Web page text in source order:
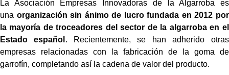
La Asociación Empresas Innovadoras de la Algarroba es
una organización sin ánimo de lucro fundada en 2012 por
la mayoría de troceadores del sector de la algarroba en el
Estado español . Recientemente, se han adherido otras
empresas relacionadas con la fabricación de la goma de
garrofín, completando así la cadena de valor del producto.